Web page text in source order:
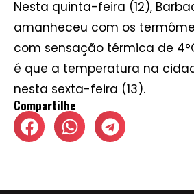
Nesta quinta-feira (12),
amanheceu com os
com sensação térmica de
é que a temperatura na
nesta sexta-feira (13).
Compartilhe